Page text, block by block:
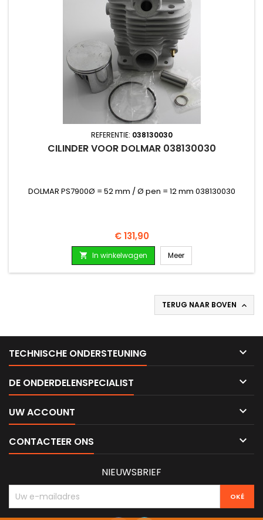
REFERENTIE: 038130030
CILINDER VOOR DOLMAR 038130030
DOLMAR PS7900Ø = 52 mm / Ø pen = 12 mm 038130030
Prijs
€ 131,90
 In winkelwagen Meer
TERUG NAAR BOVEN 
TECHNISCHE ONDERSTEUNING 
DE ONDERDELENSPECIALIST 
UW ACCOUNT 
CONTACTEER ONS 
NIEUWSBRIEF